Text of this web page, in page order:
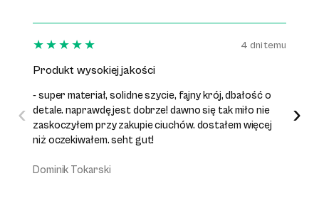
‹
★★★★★ 4 dni temu
Produkt wysokiej jakości
- super materiał, solidne szycie, fajny krój, dbałość o
detale. naprawdę jest dobrze! dawno się tak miło nie
zaskoczyłem przy zakupie ciuchów. dostałem więcej
niż oczekiwałem. seht gut!
Dominik Tokarski
›